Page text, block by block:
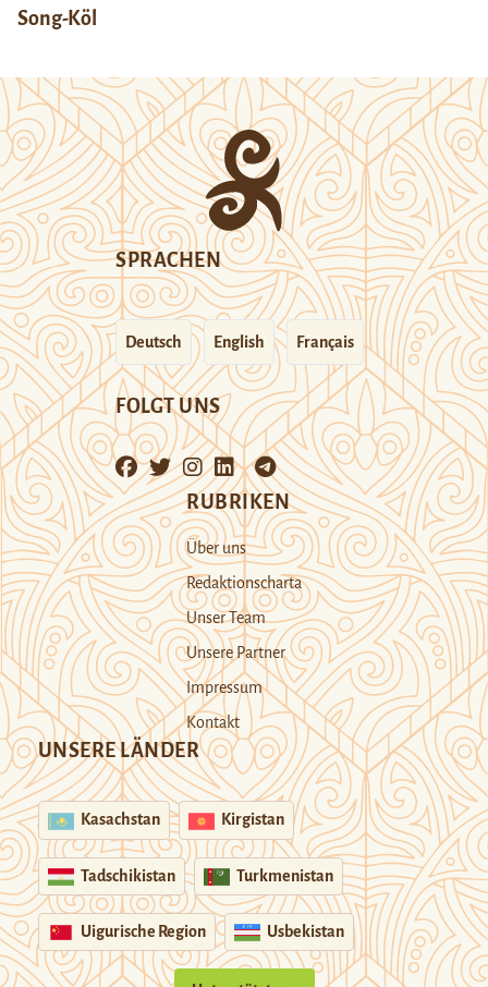
Song-Köl
SPRACHEN
Deutsch English Français
FOLGT UNS
RUBRIKEN
Über uns
Redaktionscharta
Unser Team
Unsere Partner
Impressum
Kontakt
UNSERE LÄNDER
Kasachstan Kirgistan
Tadschikistan Turkmenistan
Uigurische Region Usbekistan